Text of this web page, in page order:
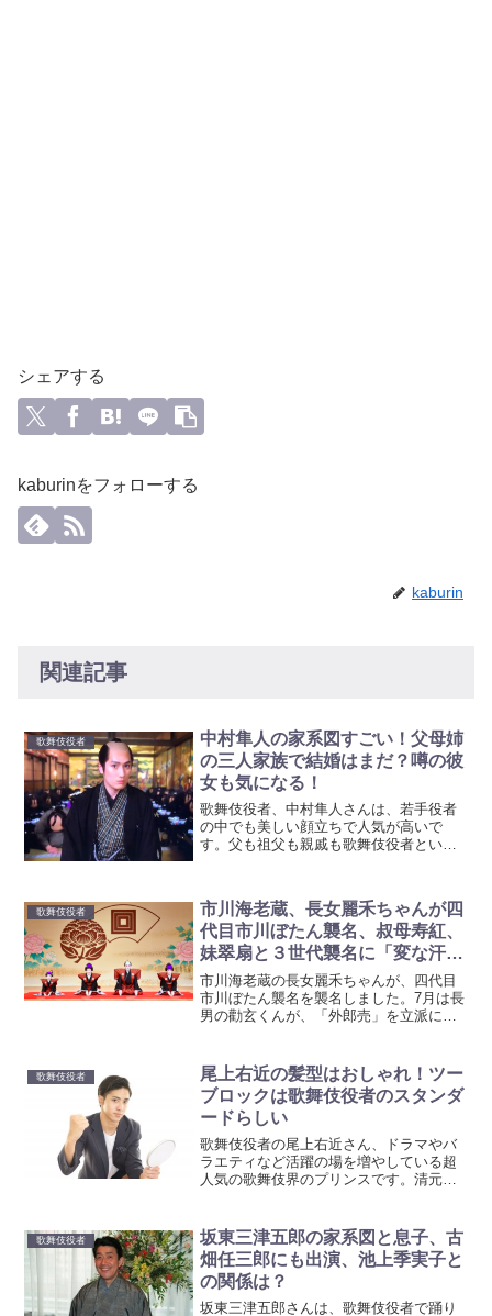
シェアする
kaburinをフォローする
kaburin
関連記事
歌舞伎役者
中村隼人の家系図すごい！父母姉
の三人家族で結婚はまだ？噂の彼
女も気になる！
歌舞伎役者、中村隼人さんは、若手役者
の中でも美しい顔立ちで人気が高いで
す。父も祖父も親戚も歌舞伎役者という
家と言われています。彼女の噂も気にな
りますよね。そんな中村隼人...
歌舞伎役者
市川海老蔵、長女麗禾ちゃんが四
代目市川ぼたん襲名、叔母寿紅、
妹翠扇と３世代襲名に「変な汗か
きました」（？）
市川海老蔵の長女麗禾ちゃんが、四代目
市川ぼたん襲名を襲名しました。7月は長
男の勸玄くんが、「外郎売」を立派に務
[]).push({});麗...
歌舞伎役者
尾上右近の髪型はおしゃれ！ツー
ブロックは歌舞伎役者のスタンダ
ードらしい
歌舞伎役者の尾上右近さん、ドラマやバ
ラエティなど活躍の場を増やしている超
人気の歌舞伎界のプリンスです。清元界
いい～って評判です。わりと頻繁に髪型
を変えている気もしますが...
歌舞伎役者
坂東三津五郎の家系図と息子、古
畑任三郎にも出演、池上季実子と
の関係は？
坂東三津五郎さんは、歌舞伎役者で踊り